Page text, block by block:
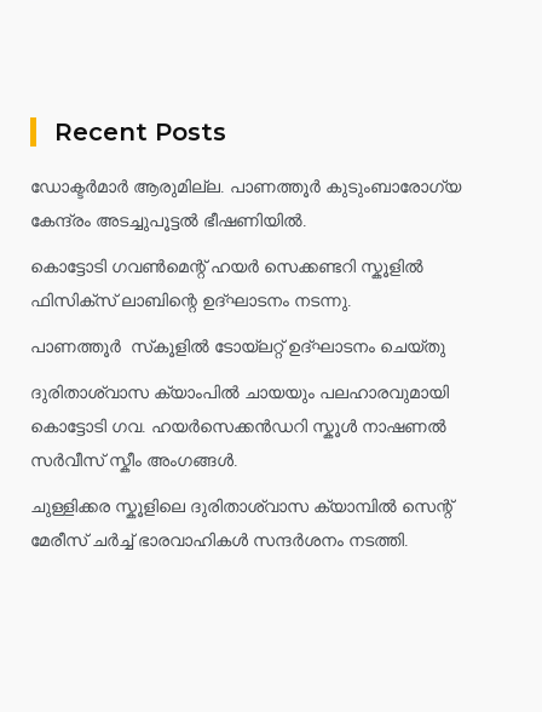
Recent Posts
ഡോക്ടർമാർ ആരുമില്ല. പാണത്തൂർ കുടുംബാരോഗ്യ
കേന്ദ്രം അടച്ചുപൂട്ടൽ ഭീഷണിയിൽ.
കൊട്ടോടി ഗവൺമെന്റ് ഹയർ സെക്കണ്ടറി സ്കൂളിൽ
ഫിസിക്സ് ലാബിന്റെ ഉദ്ഘാടനം നടന്നു.
പാണത്തൂർ സ്‌കൂളിൽ ടോയ്ലറ്റ് ഉദ്ഘാടനം ചെയ്തു
ദുരിതാശ്വാസ ക്യാംപിൽ ചായയും പലഹാരവുമായി
കൊട്ടോടി ഗവ. ഹയർസെക്കൻഡറി സ്കൂൾ നാഷണൽ
സർവീസ് സ്കീം അംഗങ്ങൾ.
ചുള്ളിക്കര സ്കൂളിലെ ദുരിതാശ്വാസ ക്യാമ്പിൽ സെന്റ്
മേരീസ് ചർച്ച് ഭാരവാഹികൾ സന്ദർശനം നടത്തി.